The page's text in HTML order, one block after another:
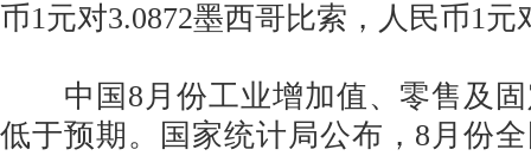
币1元对3.0872墨西哥比索，人民币1元
中国8月份工业增加值、零售及固
低于预期。国家统计局公布，8月份